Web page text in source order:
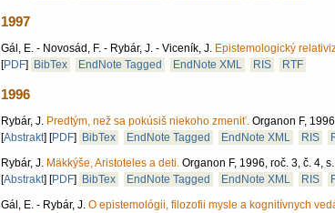
1997
Gál, E. - Novosád, F. - Rybár, J. - Viceník, J. Epistemologický
[PDF] BibTex EndNote Tagged EndNote XML RIS RTF
1996
Rybár, J. Predtým, než sa pokúsiš niekoho zmeniť. Organon F,
[Abstrakt] [PDF] BibTex EndNote Tagged EndNote XML RIS
Rybár, J. Mäkkýše, Aristoteles a deti. Organon F, 1996, roč. 3, č. 4,
[Abstrakt] [PDF] BibTex EndNote Tagged EndNote XML RIS
Gál, E. - Rybár, J. O epistemológii, filozofii mysle a kognitívnych